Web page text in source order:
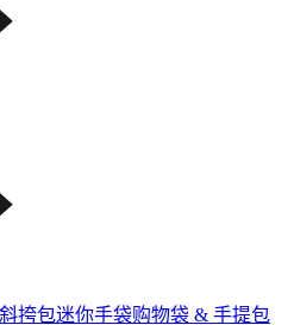
斜挎包迷你手袋购物袋 & 手提包